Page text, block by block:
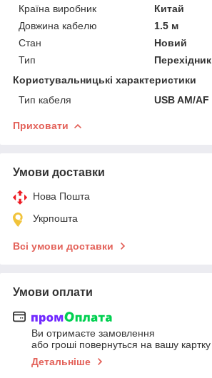
Країна виробник
Китай
Довжина кабелю
1.5 м
Стан
Новий
Тип
Перехідник
Користувальницькі характеристики
Тип кабеля
USB AM/AF
Приховати
Умови доставки
Нова Пошта
Укрпошта
Всі умови доставки
Умови оплати
Ви отримаєте замовлення
або гроші повернуться на вашу картку
Детальніше